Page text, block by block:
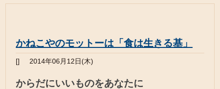
かねこやのモットーは「食は生きる基」
[] 2014年06月12日(木)
からだにいいものをあなたに